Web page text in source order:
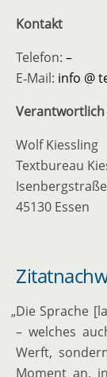
Kontakt
Telefon: –
E‑Mail: info @
Verant­wortlich
Wolf Kiessling
Textbureau
45130 Essen
„Die Sprache
– welches
Werft,
Moment an,